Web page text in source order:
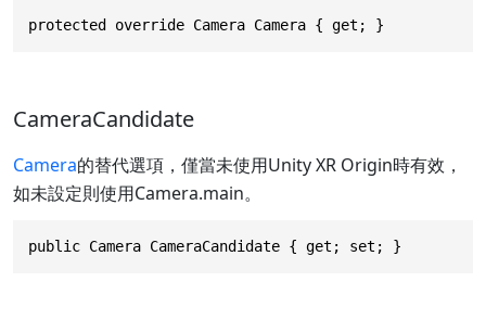
protected override Camera Camera { get; }
CameraCandidate
Camera的替代選項，僅當未使用Unity XR Origin時有效，
如未設定則使用Camera.main。
public Camera CameraCandidate { get; set; }